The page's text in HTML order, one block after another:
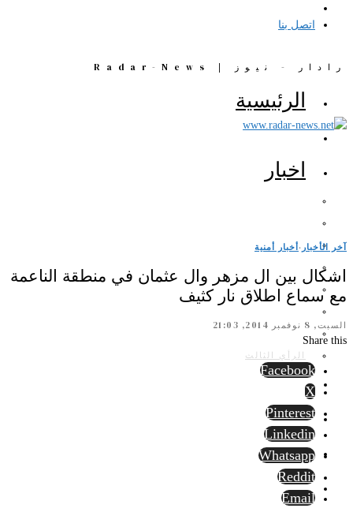
اتصل بنا
رادار - نيوز | Radar-News
الرئيسية
اخبار
الرأي الثالث
آخر الأخبار ·أخبار أمنية
اشكال بين ال مزهر وال عثمان في منطقة الناعمة
مع سماع اطلاق نار كثيف
السبت, 8 نوفمبر 2014, 21:03
Share this
Facebook
X
Pinterest
Linkedin
Whatsapp
Reddit
Email